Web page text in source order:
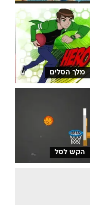
מלך הסלים
הקש לסל